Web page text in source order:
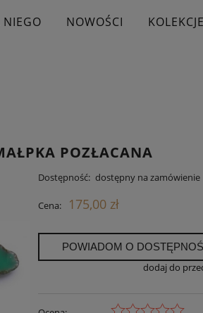
NOWOŚCI KOLEKCJE
POZŁACANA
Dostępność: dostępny na zamówienie
Cena: 175,00 zł
POWIADOM O
dodaj do